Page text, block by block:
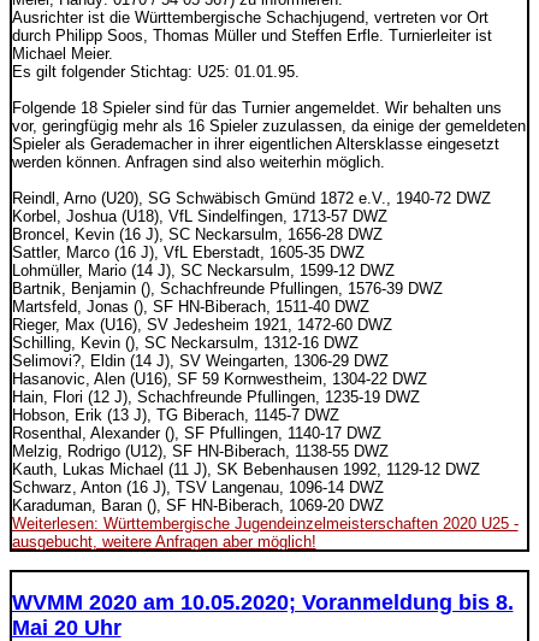
Ausrichter ist die Württembergische Schachjugend, vertreten vor Ort
durch Philipp Soos, Thomas Müller und Steffen Erfle. Turnierleiter ist
Michael Meier.
Es gilt folgender Stichtag: U25: 01.01.95.
Folgende 18 Spieler sind für das Turnier angemeldet. Wir behalten uns
vor, geringfügig mehr als 16 Spieler zuzulassen, da einige der gemeldeten
Spieler als Gerademacher in ihrer eigentlichen Altersklasse eingesetzt
werden können. Anfragen sind also weiterhin möglich.
Reindl, Arno (U20), SG Schwäbisch Gmünd 1872 e.V., 1940-72 DWZ
Korbel, Joshua (U18), VfL Sindelfingen, 1713-57 DWZ
Broncel, Kevin (16 J), SC Neckarsulm, 1656-28 DWZ
Sattler, Marco (16 J), VfL Eberstadt, 1605-35 DWZ
Lohmüller, Mario (14 J), SC Neckarsulm, 1599-12 DWZ
Bartnik, Benjamin (), Schachfreunde Pfullingen, 1576-39 DWZ
Martsfeld, Jonas (), SF HN-Biberach, 1511-40 DWZ
Rieger, Max (U16), SV Jedesheim 1921, 1472-60 DWZ
Schilling, Kevin (), SC Neckarsulm, 1312-16 DWZ
Selimovi?, Eldin (14 J), SV Weingarten, 1306-29 DWZ
Hasanovic, Alen (U16), SF 59 Kornwestheim, 1304-22 DWZ
Hain, Flori (12 J), Schachfreunde Pfullingen, 1235-19 DWZ
Hobson, Erik (13 J), TG Biberach, 1145-7 DWZ
Rosenthal, Alexander (), SF Pfullingen, 1140-17 DWZ
Melzig, Rodrigo (U12), SF HN-Biberach, 1138-55 DWZ
Kauth, Lukas Michael (11 J), SK Bebenhausen 1992, 1129-12 DWZ
Schwarz, Anton (16 J), TSV Langenau, 1096-14 DWZ
Karaduman, Baran (), SF HN-Biberach, 1069-20 DWZ
Weiterlesen: Württembergische Jugendeinzelmeisterschaften 2020 U25 -
ausgebucht, weitere Anfragen aber möglich!
WVMM 2020 am 10.05.2020; Voranmeldung bis 8.
Mai 20 Uhr